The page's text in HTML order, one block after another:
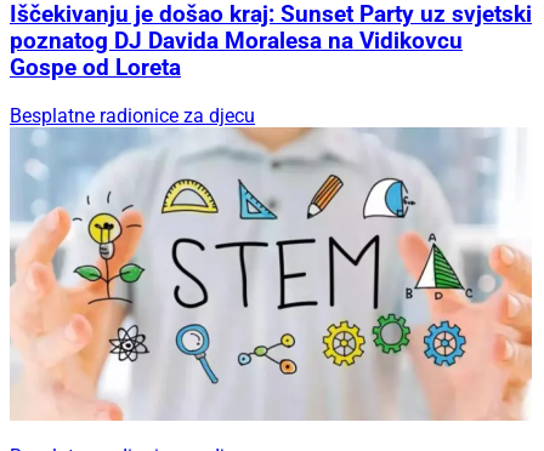
Iščekivanju je došao kraj: Sunset Party uz svjetski
poznatog DJ Davida Moralesa na Vidikovcu
Gospe od Loreta
Besplatne radionice za djecu